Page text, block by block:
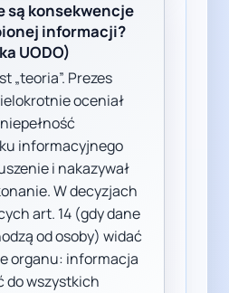
są konsekwencje
informacji?
UODO)
„teoria”. Prezes
oceniał
informacyjnego
i nakazywał
W decyzjach
art. 14 (gdy dane
od osoby) widać
organu: informacja
do wszystkich